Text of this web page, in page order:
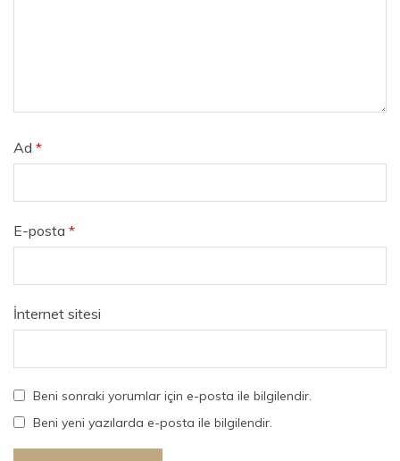
Ad *
E-posta *
İnternet sitesi
Beni sonraki yorumlar için e-posta ile bilgilendir.
Beni yeni yazılarda e-posta ile bilgilendir.